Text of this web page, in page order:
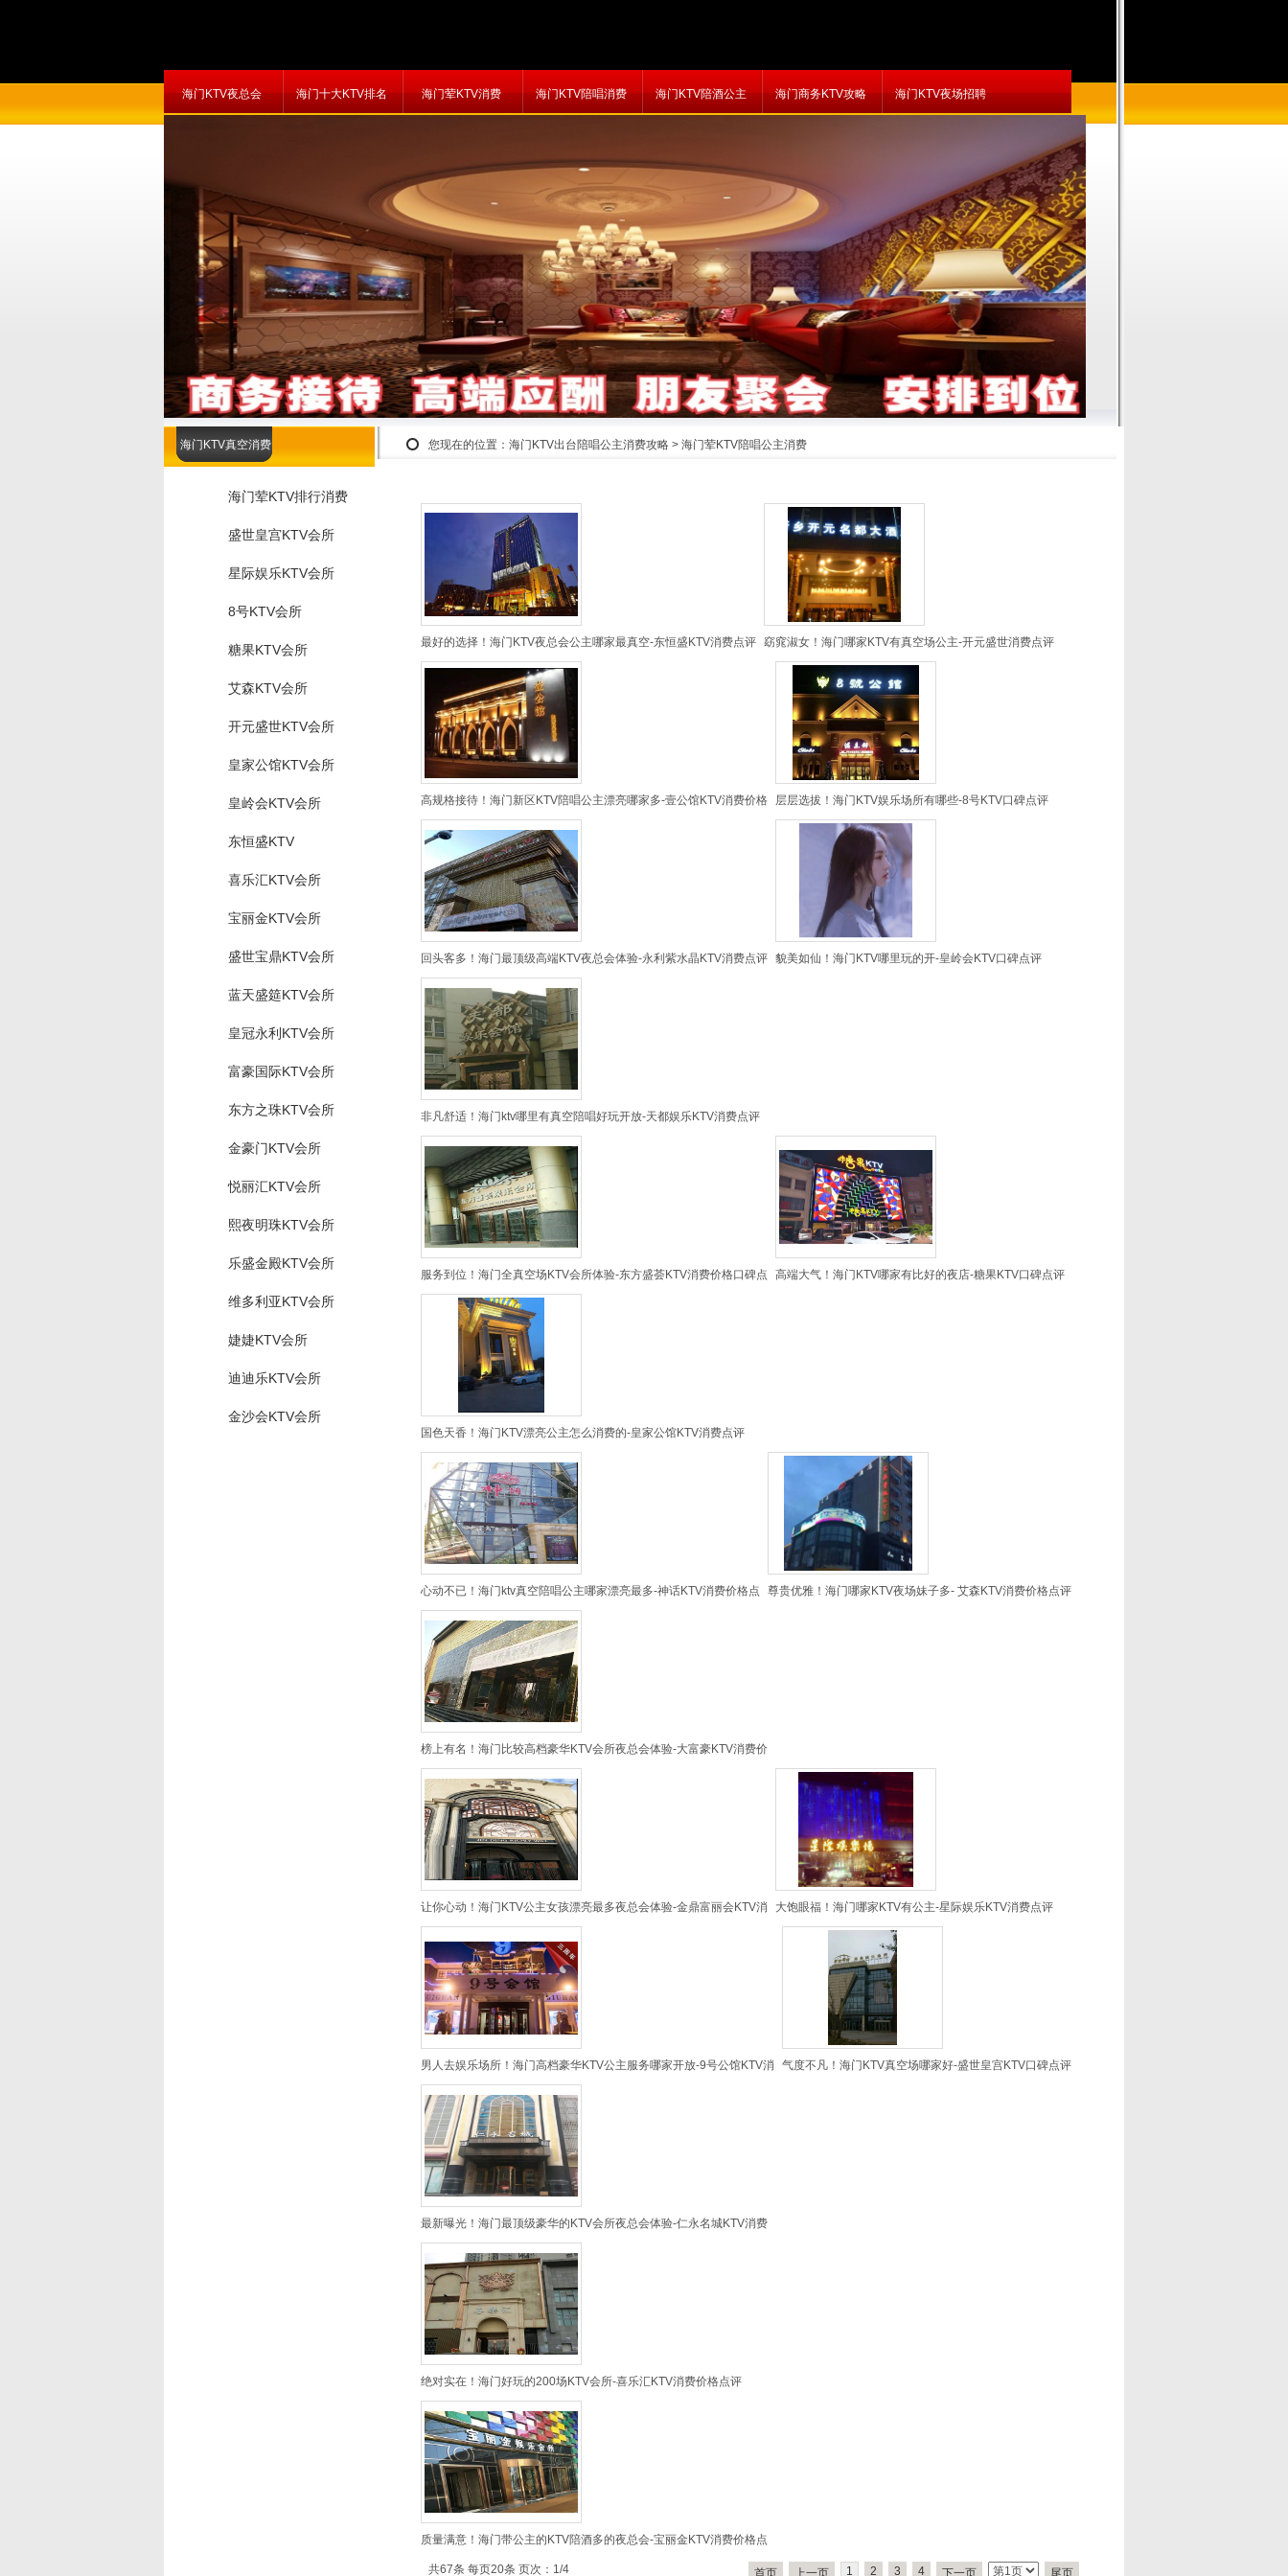
海门KTV夜总会 海门十大KTV排名 海门荤KTV消费 海门KTV陪唱消费 海门KTV陪酒公主 海门商务KTV攻略 海门KTV夜场招聘
您现在的位置： 海门KTV出台陪唱公主消费攻略 > 海门荤KTV陪唱公主消费
海门KTV真空消费
海门荤KTV排行消费
盛世皇宫KTV会所
星际娱乐KTV会所
8号KTV会所
糖果KTV会所
艾森KTV会所
开元盛世KTV会所
皇家公馆KTV会所
皇岭会KTV会所
东恒盛KTV
喜乐汇KTV会所
宝丽金KTV会所
盛世宝鼎KTV会所
蓝天盛筵KTV会所
皇冠永利KTV会所
富豪国际KTV会所
东方之珠KTV会所
金豪门KTV会所
悦丽汇KTV会所
熙夜明珠KTV会所
乐盛金殿KTV会所
维多利亚KTV会所
婕婕KTV会所
迪迪乐KTV会所
金沙会KTV会所
最好的选择！海门KTV夜总会公主哪家最真空-东恒盛KTV消费点评 窈窕淑女！海门哪家KTV有真空场公主-开元盛世消费点评
高规格接待！海门新区KTV陪唱公主漂亮哪家多-壹公馆KTV消费价格 层层选拔！海门KTV娱乐场所有哪些-8号KTV口碑点评
回头客多！海门最顶级高端KTV夜总会体验-永利紫水晶KTV消费点评 貌美如仙！海门KTV哪里玩的开-皇岭会KTV口碑点评
非凡舒适！海门ktv哪里有真空陪唱好玩开放-天都娱乐KTV消费点评
服务到位！海门全真空场KTV会所体验-东方盛荟KTV消费价格口碑点 高端大气！海门KTV哪家有比好的夜店-糖果KTV口碑点评
国色天香！海门KTV漂亮公主怎么消费的-皇家公馆KTV消费点评
心动不已！海门ktv真空陪唱公主哪家漂亮最多-神话KTV消费价格点 尊贵优雅！海门哪家KTV夜场妹子多- 艾森KTV消费价格点评
榜上有名！海门比较高档豪华KTV会所夜总会体验-大富豪KTV消费价
让你心动！海门KTV公主女孩漂亮最多夜总会体验-金鼎富丽会KTV消 大饱眼福！海门哪家KTV有公主-星际娱乐KTV消费点评
男人去娱乐场所！海门高档豪华KTV公主服务哪家开放-9号公馆KTV消 气度不凡！海门KTV真空场哪家好-盛世皇宫KTV口碑点评
最新曝光！海门最顶级豪华的KTV会所夜总会体验-仁永名城KTV消费
绝对实在！海门好玩的200场KTV会所-喜乐汇KTV消费价格点评
质量满意！海门带公主的KTV陪酒多的夜总会-宝丽金KTV消费价格点
共67条 每页20条 页次：1/4 首页 上一页 1 2 3 4 下一页 尾页